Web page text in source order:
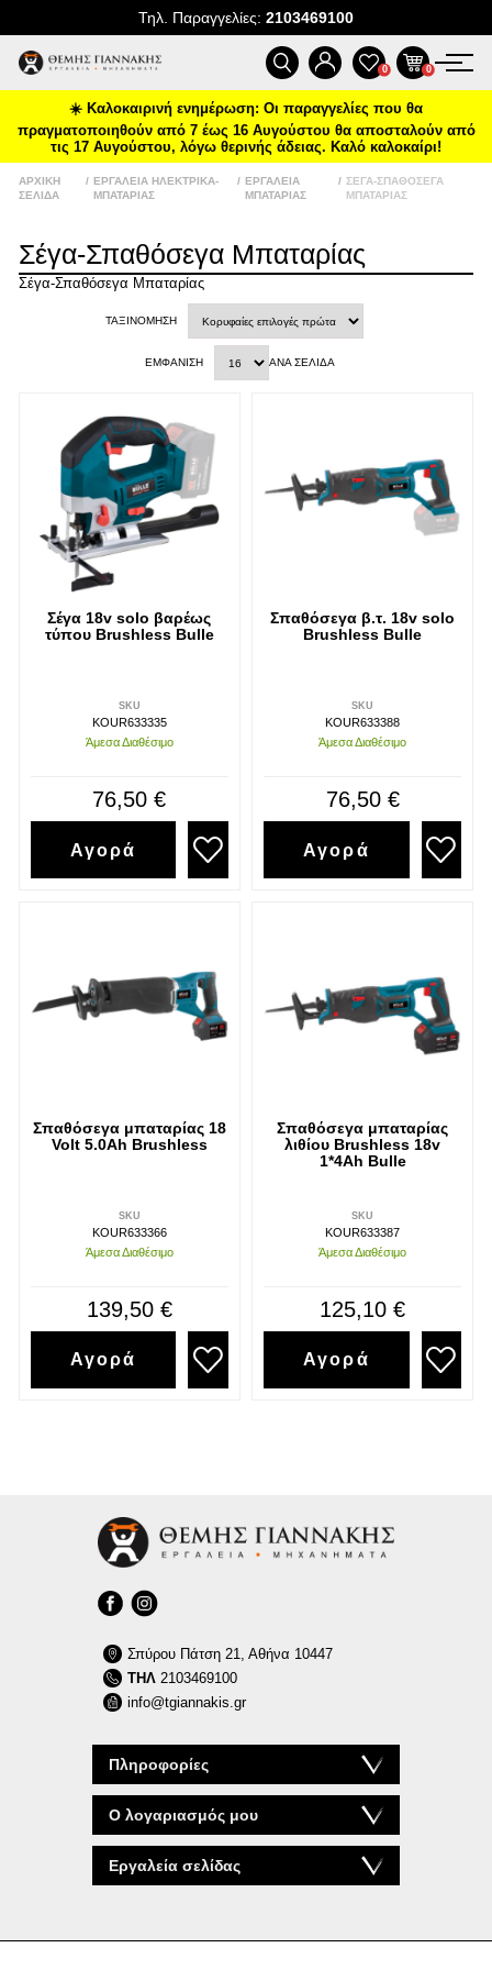
Τηλ. Παραγγελίες: 2103469100
ΠΡΟΪΌΝΤΑ
ΠΡΟΣΦΟΡΈΣ
ΝΈΕΣ ΑΦΊΞΕΙΣ
ΕΠΙΚΟΙΝΩΝΊΑ
ΝΈΑ & ΆΡΘΡΑ
0 0
☀️ Καλοκαιρινή ενημέρωση: Οι παραγγελίες που θα
πραγματοποιηθούν από 7 έως 16 Αυγούστου θα αποσταλούν από
τις 17 Αυγούστου, λόγω θερινής άδειας. Καλό καλοκαίρι!
ΑΡΧΙΚΉ
ΣΕΛΊΔΑ
/ ΕΡΓΑΛΕΊΑ ΗΛΕΚΤΡΙΚΆ-
ΜΠΑΤΑΡΊΑΣ
/ ΕΡΓΑΛΕΊΑ
ΜΠΑΤΑΡΊΑΣ
/ ΣΈΓΑ-ΣΠΑΘΌΣΕΓΑ
ΜΠΑΤΑΡΊΑΣ
Σέγα-Σπαθόσεγα Μπαταρίας
Σέγα-Σπαθόσεγα Μπαταρίας
ΤΑΞΙΝΌΜΗΣΗ
ΕΜΦΆΝΙΣΗ ΑΝΆ ΣΕΛΊΔΑ
Σέγα 18v solo βαρέως
τύπου Brushless Bulle
SKU
KOUR633335
Άμεσα Διαθέσιμο
76,50 €
Αγορά
Σπαθόσεγα β.τ. 18v solo
Brushless Bulle
SKU
KOUR633388
Άμεσα Διαθέσιμο
76,50 €
Αγορά
Σπαθόσεγα μπαταρίας 18
Volt 5.0Ah Brushless
SKU
KOUR633366
Άμεσα Διαθέσιμο
139,50 €
Αγορά
Σπαθόσεγα μπαταρίας
λιθίου Brushless 18v
1*4Ah Bulle
SKU
KOUR633387
Άμεσα Διαθέσιμο
125,10 €
Αγορά
Πληροφορίες
Ο λογαριασμός μου
Εργαλεία σελίδας
Σπύρου Πάτση 21, Αθήνα 10447
ΤΗΛ2103469100
info@tgiannakis.gr
Ένα νέο Power Deal έρχεται
Ειδικές προσφορές και δώρα μέχρι
δωρεάν μεταφορικά και επιλεγμένα
deals στοtgiannakis.gr.
Μάθετε πρώτοιτι έρχεται τον
επόμενο μήνα.
Διάβασα και αποδέχομαι τουςόρους